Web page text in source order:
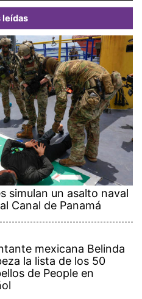
leídas
simulan un asalto naval
Canal de Panamá
mexicana Belinda
la lista de los 50
de People en